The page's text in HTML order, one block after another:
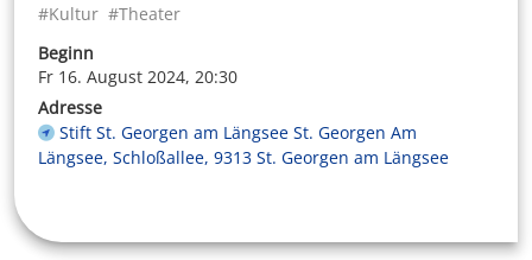
#Kultur #Theater
Beginn
Fr 16. August 2024, 20:30
Adresse
Stift St. Georgen am Längsee St. Georgen Am
Längsee, Schloßallee, 9313 St. Georgen am Längsee